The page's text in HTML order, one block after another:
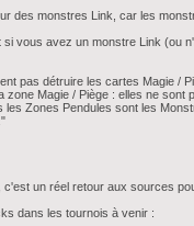
des monstres Link, car les
vous avez un monstre Link (ou
pas détruire les cartes Magie /
Magie / Piège : elles ne
Zones Pendules sont les
c'est un réel retour aux sources
dans les tournois à venir :